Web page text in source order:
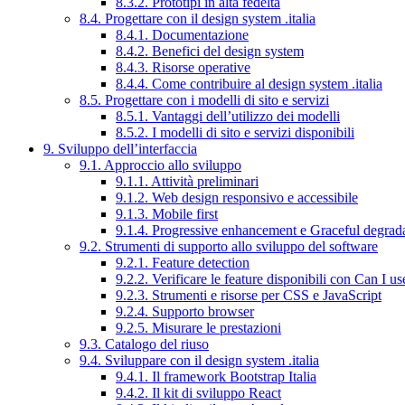
8.4. Progettare con il design system .italia
8.4.1. Documentazione
8.4.2. Benefici del design system
8.4.3. Risorse operative
8.4.4. Come contribuire al design system .italia
8.5. Progettare con i modelli di sito e servizi
8.5.1. Vantaggi dell’utilizzo dei modelli
8.5.2. I modelli di sito e servizi disponibili
9. Sviluppo dell’interfaccia
9.1. Approccio allo sviluppo
9.1.1. Attività preliminari
9.1.2. Web design responsivo e accessibile
9.1.3. Mobile first
9.1.4. Progressive enhancement e Graceful
9.2. Strumenti di supporto allo sviluppo del software
9.2.1. Feature detection
9.2.2. Verificare le feature disponibili con Can I
9.2.3. Strumenti e risorse per CSS e JavaScript
9.2.4. Supporto browser
9.2.5. Misurare le prestazioni
9.3. Catalogo del riuso
9.4. Sviluppare con il design system .italia
9.4.1. Il framework Bootstrap Italia
9.4.2. Il kit di sviluppo React